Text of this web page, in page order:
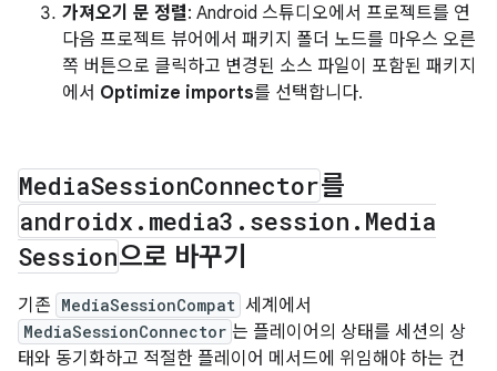
가져오기 문 정렬: Android 스튜디오에서 프로젝트를 연
다음 프로젝트 뷰어에서 패키지 폴더 노드를 마우스 오른
쪽 버튼으로 클릭하고 변경된 소스 파일이 포함된 패키지
에서 Optimize imports를 선택합니다.
MediaSessionConnector를
androidx . media3 . session . Media
Session으로 바꾸기
기존 MediaSessionCompat 세계에서
MediaSessionConnector 는 플레이어의 상태를 세션의 상
태와 동기화하고 적절한 플레이어 메서드에 위임해야 하는 컨